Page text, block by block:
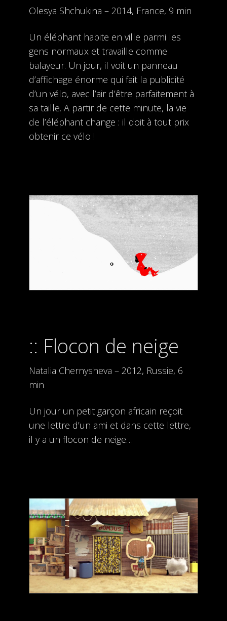
Olesya Shchukina – 2014, France, 9 min
Un éléphant habite en ville parmi les
gens normaux et travaille comme
balayeur. Un jour, il voit un panneau
d’affichage énorme qui fait la publicité
d’un vélo, avec l’air d’être parfaitement à
sa taille. A partir de cette minute, la vie
de l’éléphant change : il doit à tout prix
obtenir ce vélo !
Flocon de neige
Natalia Chernysheva – 2012, Russie, 6
min
Un jour un petit garçon africain reçoit
une lettre d’un ami et dans cette lettre,
il y a un flocon de neige…